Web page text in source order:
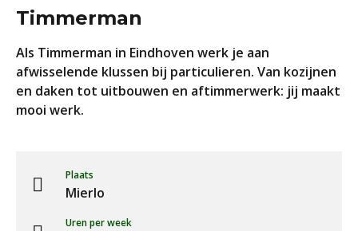
Timmerman
Als Timmerman in Eindhoven werk je aan
afwisselende klussen bij particulieren. Van kozijnen
en daken tot uitbouwen en aftimmerwerk: jij maakt
mooi werk.
Plaats
Mierlo
Uren per week